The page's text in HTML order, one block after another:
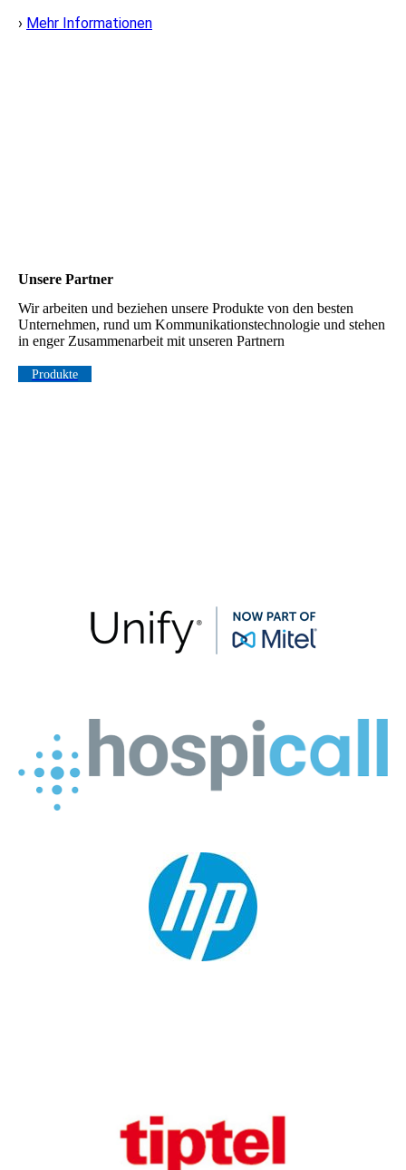
› Mehr Informationen
Unsere Partner
Wir arbeiten und beziehen unsere Produkte von den besten
Unternehmen, rund um Kommunikationstechnologie und stehen
in enger Zusammenarbeit mit unseren Partnern
Produkte